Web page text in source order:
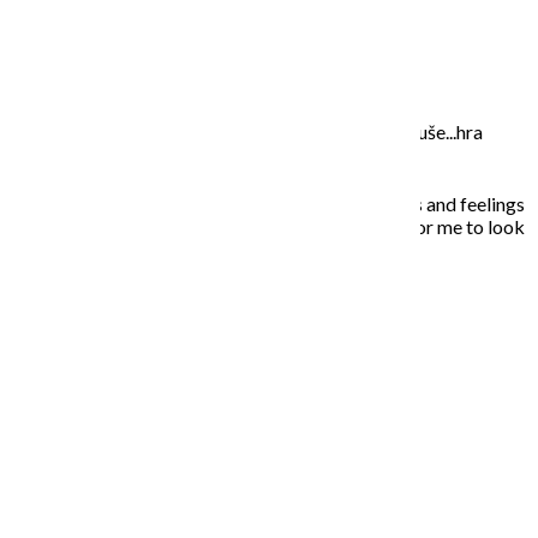
Moje maľovanie je intuitívne, sú to príbehy mojej duše...hra
In my paintings I try to capture everyday situations and feelings
that touched my soul. Painting is the opportunity for me to look